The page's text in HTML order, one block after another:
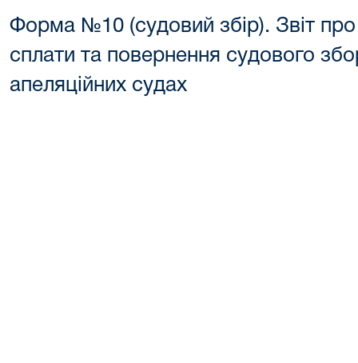
Форма №10 (судовий збір). Звіт про
сплати та повернення судового
апеляційних судах